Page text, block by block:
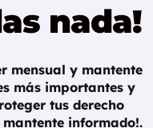
nada!
mensual y mantente
más importantes y
tus derecho
mantente informado!.